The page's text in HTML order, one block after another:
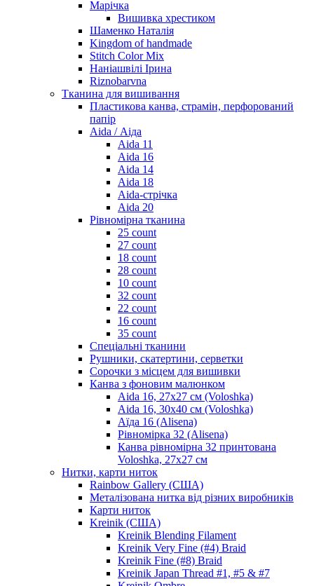
Марічка
Вишивка хрестиком
Шаменко Наталія
Kingdom of handmade
Stitch Color Mix
Наніашвілі Ірина
Riznobarvna
Тканина для вишивання
Пластикова канва, страмін, перфорований
папір
Aida / Аіда
Aida 11
Aida 16
Aida 14
Aida 18
Aida-стрічка
Aida 20
Рівномірна тканина
25 count
27 count
18 count
28 count
10 count
32 count
22 count
16 count
35 count
Спеціальні тканини
Рушники, скатертини, серветки
Сорочки з місцем для вишивки
Канва з фоновим малюнком
Aida 16, 27х27 см (Voloshka)
Aida 16, 30х40 см (Voloshka)
Аїда 16 (Alisena)
Рівномірка 32 (Alisena)
Канва рівномірна 32 принтована
Voloshka, 27х27 см
Нитки, карти ниток
Rainbow Gallery (США)
Металізована нитка від різних виробників
Карти ниток
Kreinik (США)
Kreinik Blending Filament
Kreinik Very Fine (#4) Braid
Kreinik Fine (#8) Braid
Kreinik Japan Thread #1, #5 & #7